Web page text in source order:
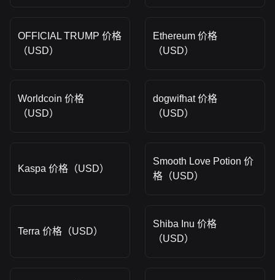
OFFICIAL TRUMP 价格
（USD）
Ethereum 价格
（USD）
Worldcoin 价格
（USD）
dogwifhat 价格
（USD）
Kaspa 价格（USD）
Smooth Love Potion 价
格（USD）
Terra 价格（USD）
Shiba Inu 价格
（USD）